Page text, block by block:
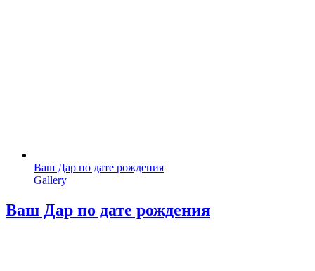
Ваш Дар по дате рождения
Gallery
Ваш Дар по дате рождения